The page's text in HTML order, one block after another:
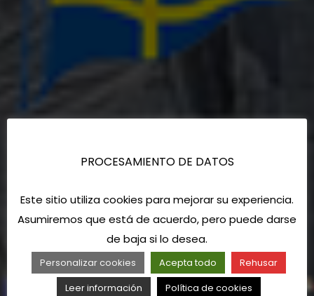
PROCESAMIENTO DE DATOS
Este sitio utiliza cookies para mejorar su experiencia.
Asumiremos que está de acuerdo, pero puede darse
de baja si lo desea.
Personalizar cookies Acepta todo
Rehusar
Leer información
Política de cookies